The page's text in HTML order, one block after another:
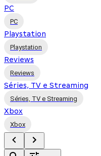
PC
PC
Playstation
Playstation
Reviews
Reviews
Séries, TV e Streaming
Séries, TV e Streaming
Xbox
Xbox